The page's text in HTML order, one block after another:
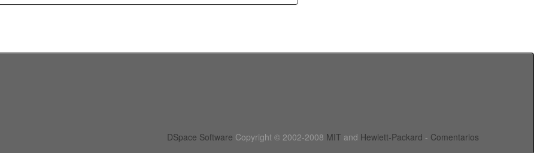
DSpace Software Copyright © 2002-2008 MIT and Hewlett-Packard - Comentarios